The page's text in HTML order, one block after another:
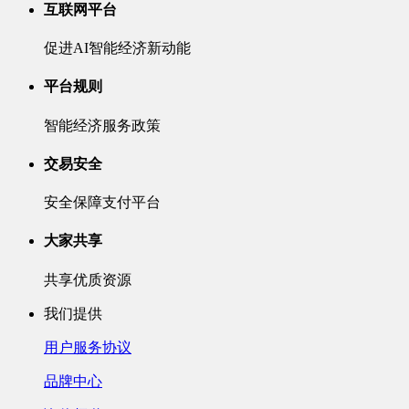
互联网平台
促进AI智能经济新动能
平台规则
智能经济服务政策
交易安全
安全保障支付平台
大家共享
共享优质资源
我们提供
用户服务协议
品牌中心